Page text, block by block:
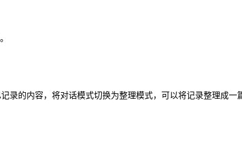
录的内容，将对话模式切换为整理模式，可以将记录整理成一